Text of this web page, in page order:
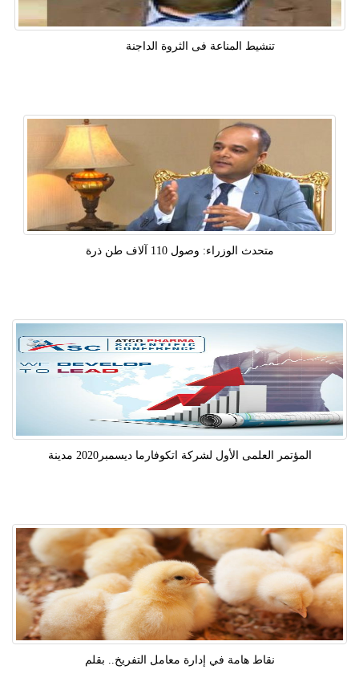
تنشيط المناعة فى الثروة الداجنة
متحدث الوزراء: وصول 110 آلاف طن ذرة
المؤتمر العلمى الأول لشركة اتكوفارما ديسمبر2020 مدينة
نقاط هامة في إدارة معامل التفريخ.. بقلم